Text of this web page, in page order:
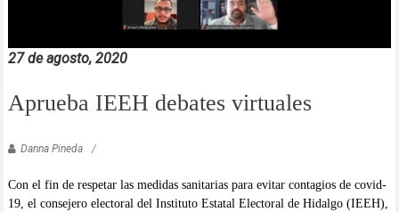
27 de agosto, 2020
Aprueba IEEH debates virtuales
Danna Pineda
Con el fin de respetar las medidas sanitarias para evitar contagios de covid-
19, el consejero electoral del Instituto Estatal Electoral de Hidalgo (IEEH),